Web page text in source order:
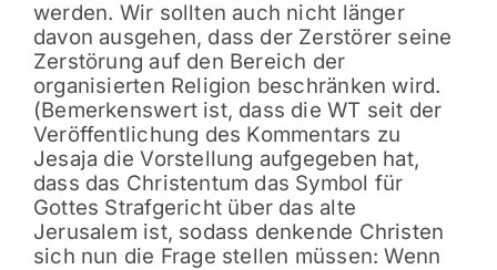
werden. Wir sollten auch nicht länger
davon ausgehen, dass der Zerstörer seine
Zerstörung auf den Bereich der
organisierten Religion beschränken wird.
(Bemerkenswert ist, dass die WT seit der
Veröffentlichung des Kommentars zu
Jesaja die Vorstellung aufgegeben hat,
dass das Christentum das Symbol für
Gottes Strafgericht über das alte
Jerusalem ist, sodass denkende Christen
sich nun die Frage stellen müssen: Wenn